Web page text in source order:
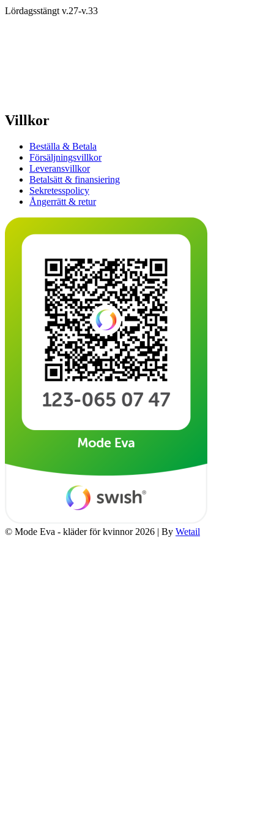
Lördagsstängt v.27-v.33
Villkor
Beställa & Betala
Försäljningsvillkor
Leveransvillkor
Betalsätt & finansiering
Sekretesspolicy
Ångerrätt & retur
© Mode Eva - kläder för kvinnor 2026 | By Wetail